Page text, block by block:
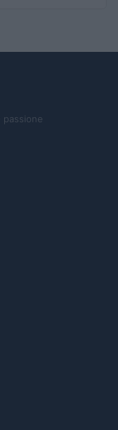
passione